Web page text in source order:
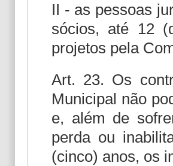
II - as pessoas
sócios, até 12
projetos pela
Art. 23. Os
Municipal não
e, além de
perda ou
(cinco) anos, os